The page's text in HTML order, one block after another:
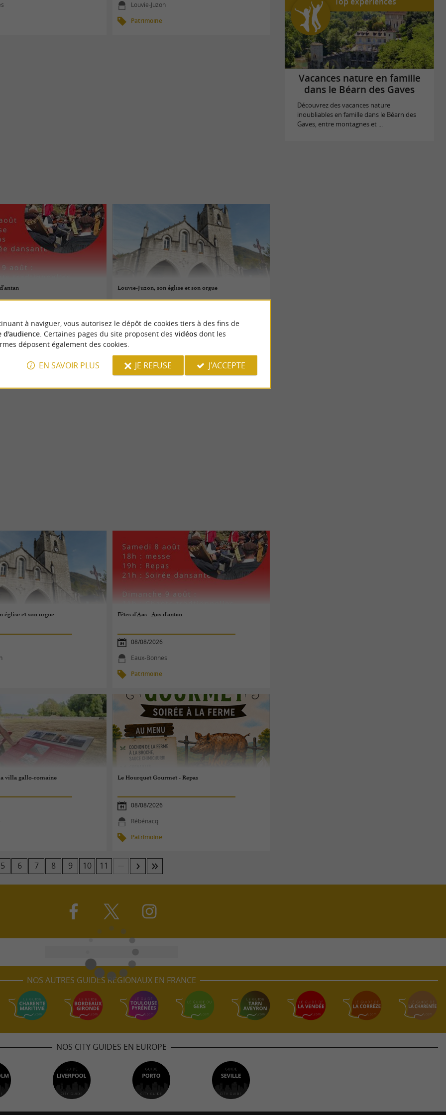
Louvie-Juzon
Patrimoine
Louvie-Juzon, son église et son orgue
Louvie-Juzon
église et son orgue Fêtes d'Aas : Aas d'antan
08/08/2026
Eaux-Bonnes
Patrimoine
villa gallo-romaine Le Hourquet Gourmet - Repas
08/08/2026
Rébénacq
Patrimoine
5 6 7 8 9 10 11
Vacances nature en famille
dans le Béarn des Gaves
Découvrez des vacances nature
inoubliables en famille dans le Béarn des
Gaves, entre montagnes et ...
NOS AUTRES GUIDES RÉGIONAUX EN FRANCE
NOS CITY GUIDES EN EUROPE
à naviguer, vous autorisez le dépôt de cookies tiers à des fins de
d'audience. Certaines pages du site proposent des vidéosdont les
déposent également des cookies.
EN SAVOIR PLUS JE REFUSE J'ACCEPTE